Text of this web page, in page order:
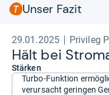
Unser Fazit
29.01.2025 Privileg
Hält bei
Stärken
Turbo-Funktion
verursacht geringen